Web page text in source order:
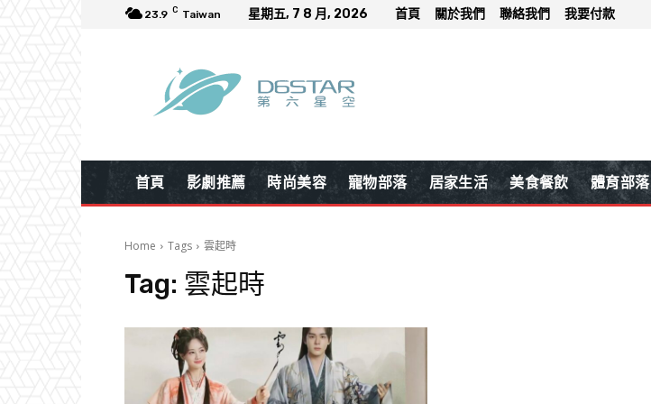
23.9 C Taiwan 星期五, 7 8 月, 2026 首頁 關於我們 聯絡我們 我要付款
首頁 影劇推薦 時尚美容 寵物部落 居家生活 美食餐飲 體育部落
Home Tags 雲起時
Tag: 雲起時